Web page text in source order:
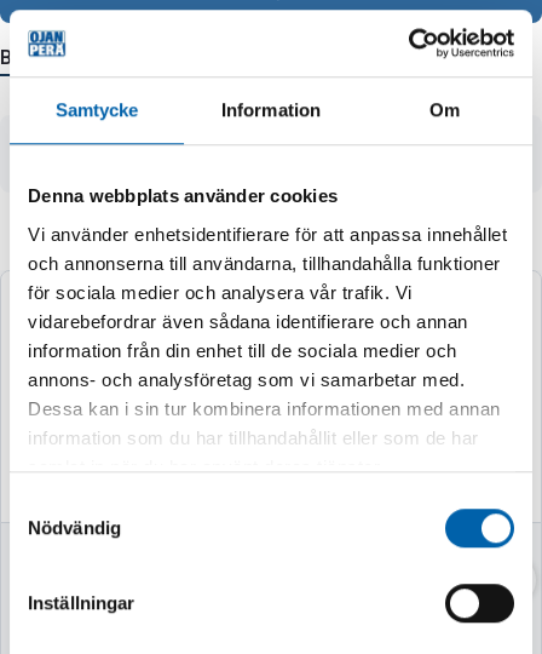
Samtycke Information Om
Denna webbplats använder cookies
Vi använder enhetsidentifierare för att anpassa innehållet
och annonserna till användarna, tillhandahålla funktioner
för sociala medier och analysera vår trafik. Vi
vidarebefordrar även sådana identifierare och annan
information från din enhet till de sociala medier och
annons- och analysföretag som vi samarbetar med.
Dessa kan i sin tur kombinera informationen med annan
information som du har tillhandahållit eller som de har
samlat in när du har använt deras tjänster.
Nödvändig
Inställningar
Beskrivning
Andra köpte även
52CM MED STATIV